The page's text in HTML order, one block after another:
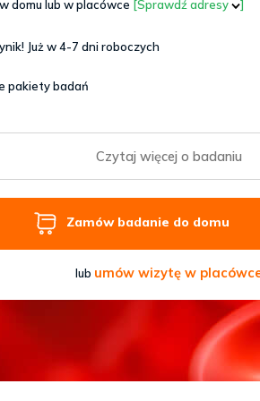
domu lub w placówce [Sprawdź adresy ]
Już w 4-7 dni roboczych
pakiety badań
Czytaj więcej o badaniu
Zamów badanie do domu
lub umów wizytę w